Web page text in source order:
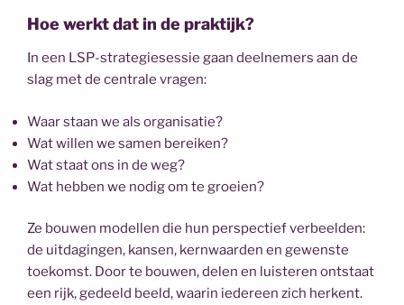
Hoe werkt dat in de praktijk?
In een LSP-strategiesessie gaan deelnemers aan de
slag met de centrale vragen:
Waar staan we als organisatie?
Wat willen we samen bereiken?
Wat staat ons in de weg?
Wat hebben we nodig om te groeien?
Ze bouwen modellen die hun perspectief verbeelden:
de uitdagingen, kansen, kernwaarden en gewenste
toekomst. Door te bouwen, delen en luisteren ontstaat
een rijk, gedeeld beeld, waarin iedereen zich herkent.